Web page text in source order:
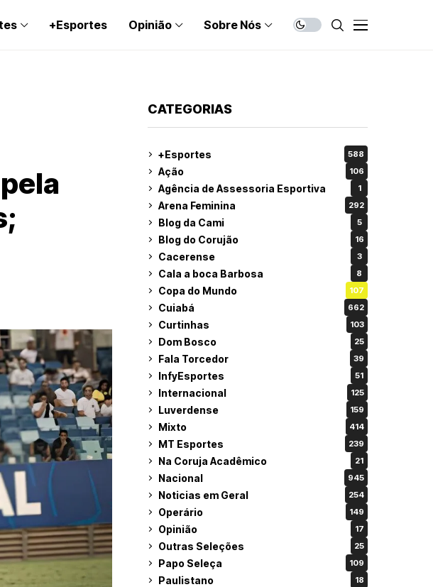
+Esportes Opinião Sobre Nós
CATEGORIAS
+Esportes 588
Ação 106
Agência de Assessoria Esportiva 1
Arena Feminina 292
Blog da Cami 5
Blog do Corujão 16
Cacerense 3
Cala a boca Barbosa 8
Copa do Mundo 107
Cuiabá 662
Curtinhas 103
Dom Bosco 25
Fala Torcedor 39
InfyEsportes 51
Internacional 125
Luverdense 159
Mixto 414
MT Esportes 239
Na Coruja Acadêmico 21
Nacional 945
Noticias em Geral 254
Operário 149
Opinião 17
Outras Seleções 25
Papo Seleça 109
Paulistano 18